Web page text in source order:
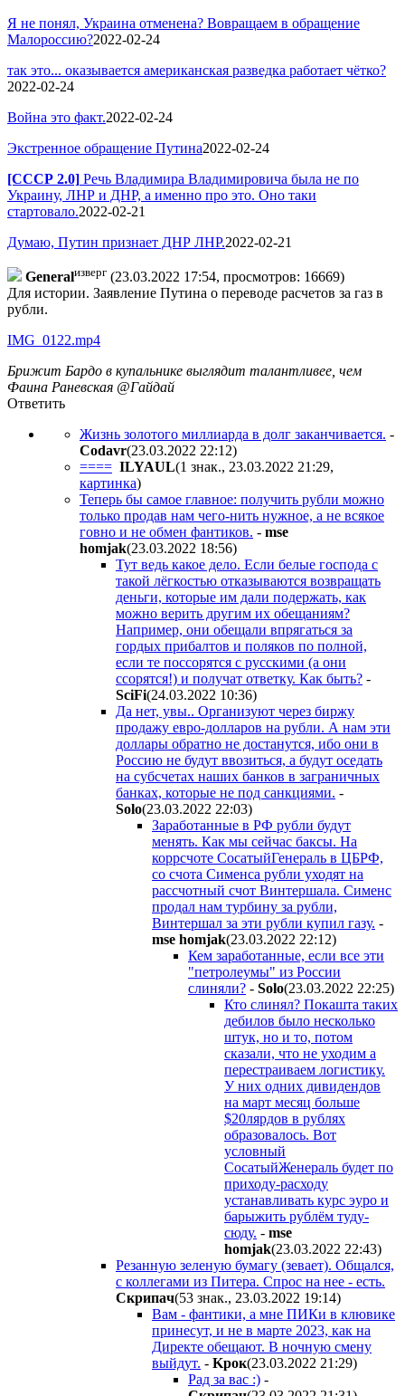
Я не понял, Украина отменена? Вовращаем в обращение
Малороссию?2022-02-24
так это... оказывается американская разведка работает чётко?
2022-02-24
Война это факт.2022-02-24
Экстренное обращение Путина2022-02-24
[СССР 2.0] Речь Владимира Владимировича была не по
Украину, ЛНР и ДНР, а именно про это. Оно таки
стартовало.2022-02-21
Думаю, Путин признает ДНР ЛНР.2022-02-21
Generalизверг (23.03.2022 17:54, просмотров: 16669)
Для истории. Заявление Путина о переводе расчетов за газ в
рубли.
IMG_0122.mp4
Брижит Бардо в купальнике выглядит талантливее, чем
Фаина Раневская @Гайдай
Ответить
Жизнь золотого миллиарда в долг заканчивается. -
Codavr(23.03.2022 22:12)
==== ILYAUL(1 знак., 23.03.2022 21:29,
картинка)
Теперь бы самое главное: получить рубли можно
только продав нам чего-нить нужное, а не всякое
говно и не обмен фантиков. - mse
homjak(23.03.2022 18:56)
Тут ведь какое дело. Если белые господа с
такой лёгкостью отказываются возвращать
деньги, которые им дали подержать, как
можно верить другим их обещаниям?
Например, они обещали впрягаться за
гордых прибалтов и поляков по полной,
если те поссорятся с русскими (а они
ссорятся!) и получат ответку. Как быть? -
SciFi(24.03.2022 10:36)
Да нет, увы.. Организуют через биржу
продажу евро-долларов на рубли. А нам эти
доллары обратно не достанутся, ибо они в
Россию не будут ввозиться, а будут оседать
на субсчетах наших банков в заграничных
банках, которые не под санкциями. -
Solo(23.03.2022 22:03)
Заработанные в РФ рубли будут
менять. Как мы сейчас баксы. На
коррсчоте СосатыйГенераль в ЦБРФ,
со счота Сименса рубли уходят на
рассчотный счот Винтершала. Сименс
продал нам турбину за рубли,
Винтершал за эти рубли купил газу. -
mse homjak(23.03.2022 22:12)
Кем заработанные, если все эти
"петролеумы" из России
слиняли? - Solo(23.03.2022 22:25)
Кто слинял? Покашта таких
дебилов было несколько
штук, но и то, потом
сказали, что не уходим а
перестраиваем логистику.
У них одних дивидендов
на март месяц больше
$20лярдов в рублях
образовалось. Вот
условный
СосатыйЖенераль будет по
приходу-расходу
устанавливать курс эуро и
барыжить рублём туду-
сюду. - mse
homjak(23.03.2022 22:43)
Резанную зеленую бумагу (зевает). Общался,
с коллегами из Питера. Спрос на нее - есть.
Cкpипaч(53 знак., 23.03.2022 19:14)
Вам - фантики, а мне ПИКи в клювике
принесут, и не в марте 2023, как на
Директе обещают. В ночную смену
выйдут. - Kpoк(23.03.2022 21:29)
Рад за вас :) -